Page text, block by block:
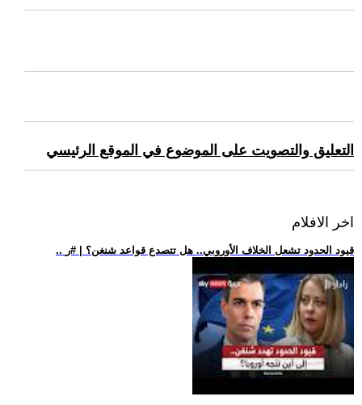
التعليق والتصويت على الموضوع في الموقع الرئيسي
اخر الافلام
.. قيود الحدود تشعل الخلاف الأوروبي.. هل تتصدع قواعد شنغن؟ | #ر